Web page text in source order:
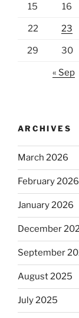
15 16
22 23
29 30
« Sep
ARCHIVES
March 2026
February 2026
January 2026
December
September
August 2025
July 2025